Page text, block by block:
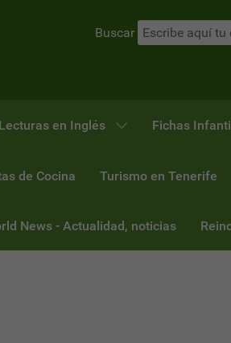
Buscar
Lecturas en Inglés Fichas
de Cocina Turismo en Tenerife
News - Actualidad, noticias